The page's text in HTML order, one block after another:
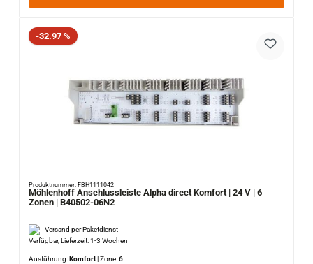
Rabatt
-32.97 %
Produktnummer: FBH1111042
Möhlenhoff Anschlussleiste Alpha direct Komfort | 24 V | 6
Zonen | B40502-06N2
Versand per Paketdienst
Verfügbar, Lieferzeit: 1-3 Wochen
Ausführung:Komfort|Zone:6